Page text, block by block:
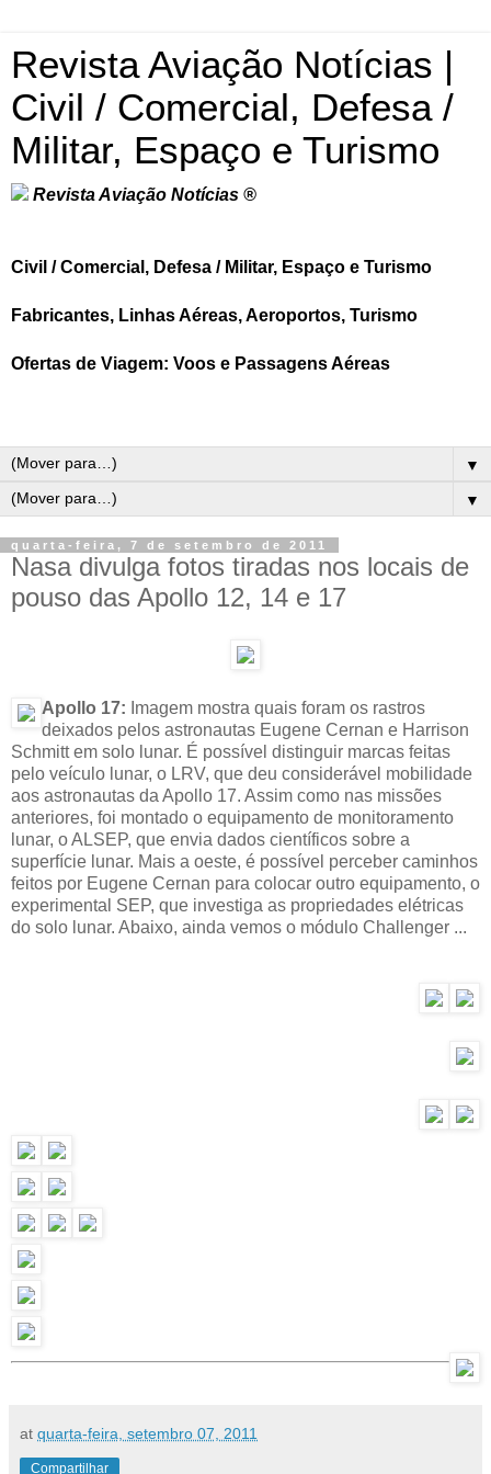
Revista Aviação Notícias |
Civil / Comercial, Defesa /
Militar, Espaço e Turismo
Revista Aviação Notícias ®
Civil / Comercial, Defesa / Militar, Espaço e Turismo
Fabricantes, Linhas Aéreas, Aeroportos, Turismo
Ofertas de Viagem: Voos e Passagens Aéreas
▼
▼
quarta-feira, 7 de setembro de 2011
Nasa divulga fotos tiradas nos locais de
pouso das Apollo 12, 14 e 17
Apollo 17: Imagem mostra quais foram os rastros
deixados pelos astronautas Eugene Cernan e Harrison
Schmitt em solo lunar. É possível distinguir marcas feitas
pelo veículo lunar, o LRV, que deu considerável mobilidade
aos astronautas da Apollo 17. Assim como nas missões
anteriores, foi montado o equipamento de monitoramento
lunar, o ALSEP, que envia dados científicos sobre a
superfície lunar. Mais a oeste, é possível perceber caminhos
feitos por Eugene Cernan para colocar outro equipamento, o
experimental SEP, que investiga as propriedades elétricas
do solo lunar. Abaixo, ainda vemos o módulo Challenger ...
at quarta-feira, setembro 07, 2011
Compartilhar